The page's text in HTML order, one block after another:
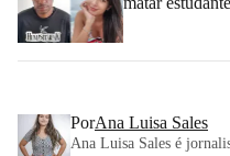
PorAna Luisa Sales
Ana Luisa Sales é